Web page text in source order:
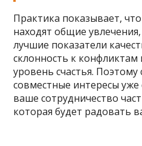
Практика показывает,
находят общие
лучшие показатели
склонность к
уровень счастья. Поэтому
совместные интересы уже
ваше сотрудничество
которая будет радовать